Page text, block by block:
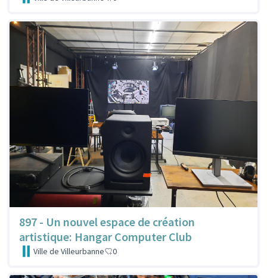
897 - Un nouvel espace de création
artistique: Hangar Computer Club
Ville de Villeurbanne 0